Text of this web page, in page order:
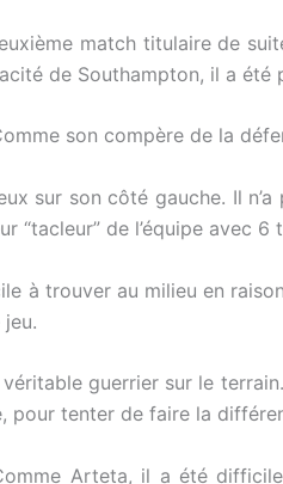
match titulaire de
de Southampton, il a été
son compère de la
sur son côté gauche. Il
“tacleur” de l’équipe avec 6
à trouver au milieu en
guerrier sur le
pour tenter de faire la
Arteta, il a été